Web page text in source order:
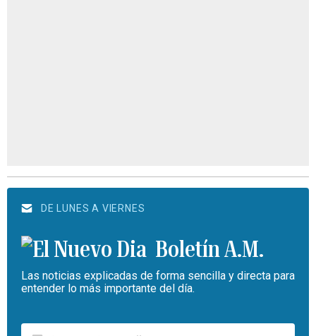
DE LUNES A VIERNES
Boletín A.M.
Las noticias explicadas de forma sencilla y directa para
entender lo más importante del día.